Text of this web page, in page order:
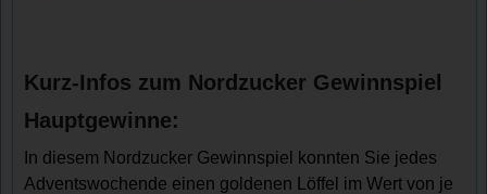
Kurz-Infos zum Nordzucker Gewinnspiel
Hauptgewinne:
In diesem Nordzucker Gewinnspiel konnten Sie jedes
Adventswochende einen goldenen Löffel im Wert von je